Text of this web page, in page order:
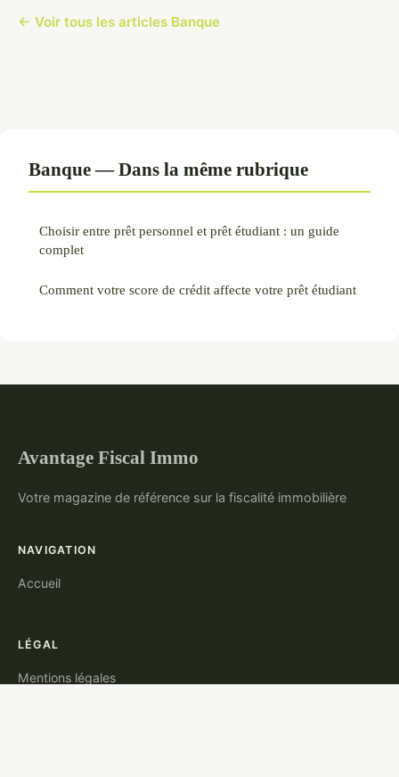
← Voir tous les articles Banque
Banque — Dans la même rubrique
Choisir entre prêt personnel et prêt étudiant : un guide
complet
Comment votre score de crédit affecte votre prêt étudiant
Avantage Fiscal Immo
Votre magazine de référence sur la fiscalité immobilière
NAVIGATION
Accueil
LÉGAL
Mentions légales